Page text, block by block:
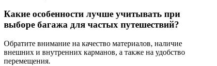
Какие особенности лучше учитывать при
выборе багажа для частых путешествий?
Обратите внимание на качество материалов, наличие
внешних и внутренних карманов, а также на удобство
перемещения.